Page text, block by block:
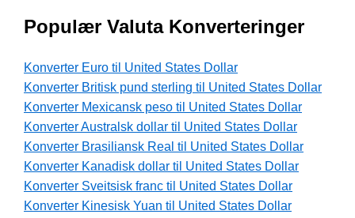
Populær Valuta Konverteringer
Konverter Euro til United States Dollar
Konverter Britisk pund sterling til United States Dollar
Konverter Mexicansk peso til United States Dollar
Konverter Australsk dollar til United States Dollar
Konverter Brasiliansk Real til United States Dollar
Konverter Kanadisk dollar til United States Dollar
Konverter Sveitsisk franc til United States Dollar
Konverter Kinesisk Yuan til United States Dollar